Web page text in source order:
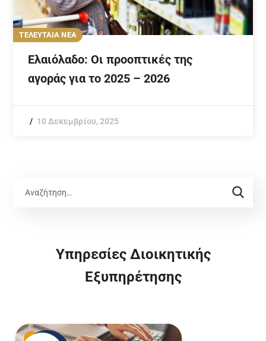
ΤΕΛΕΥΤΑΙΑ ΝΕΑ
Ελαιόλαδο: Οι προοπτικές της
αγοράς για το 2025 – 2026
10 Δεκεμβρίου, 2025
Υπηρεσίες Διοικητικής
Εξυπηρέτησης